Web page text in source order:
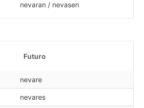
nevaran / nevasen
Futuro
nevare
nevares